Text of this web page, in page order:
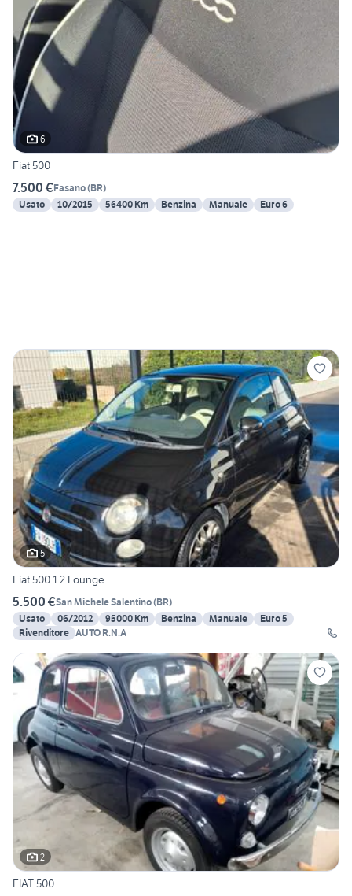
6
Fiat 500
7.500 €Fasano(BR)
Usato
10/2015 56400 Km Benzina Manuale Euro 6
5
Fiat 500 1.2 Lounge
5.500 €San Michele Salentino(BR)
Usato
06/2012 95000 Km Benzina Manuale
Euro 5
Rivenditore AUTO R.N.A
2
FIAT 500